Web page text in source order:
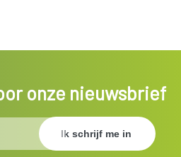
onze nieuwsbrief